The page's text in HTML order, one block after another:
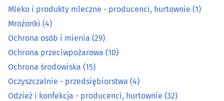
Mrożonki
Ochrona osób i mienia (29)
Ochrona przeciwpożarowa
Ochrona środowiska (15)
Mleko i produkty mleczne - producenci, hurtownie (1)
Mrożonki (4)
Ochrona osób i mienia (29)
Ochrona przeciwpożarowa (10)
Ochrona środowiska (15)
Oczyszczalnie - przedsiębiorstwa (4)
Odzież i konfekcja - producenci, hurtownie (32)